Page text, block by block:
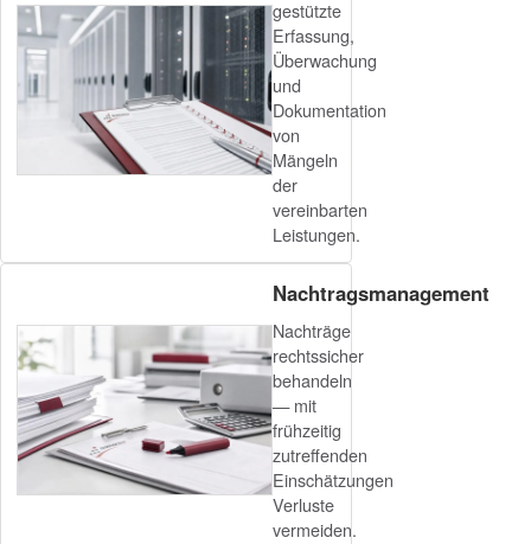
gestützte
Erfassung,
Überwachung
und
Dokumentation
von
Mängeln
der
vereinbarten
Leistungen.
Nachtragsmanagement
Nachträge
rechtssicher
behandeln
— mit
frühzeitig
zutreffenden
Einschätzungen
Verluste
vermeiden.